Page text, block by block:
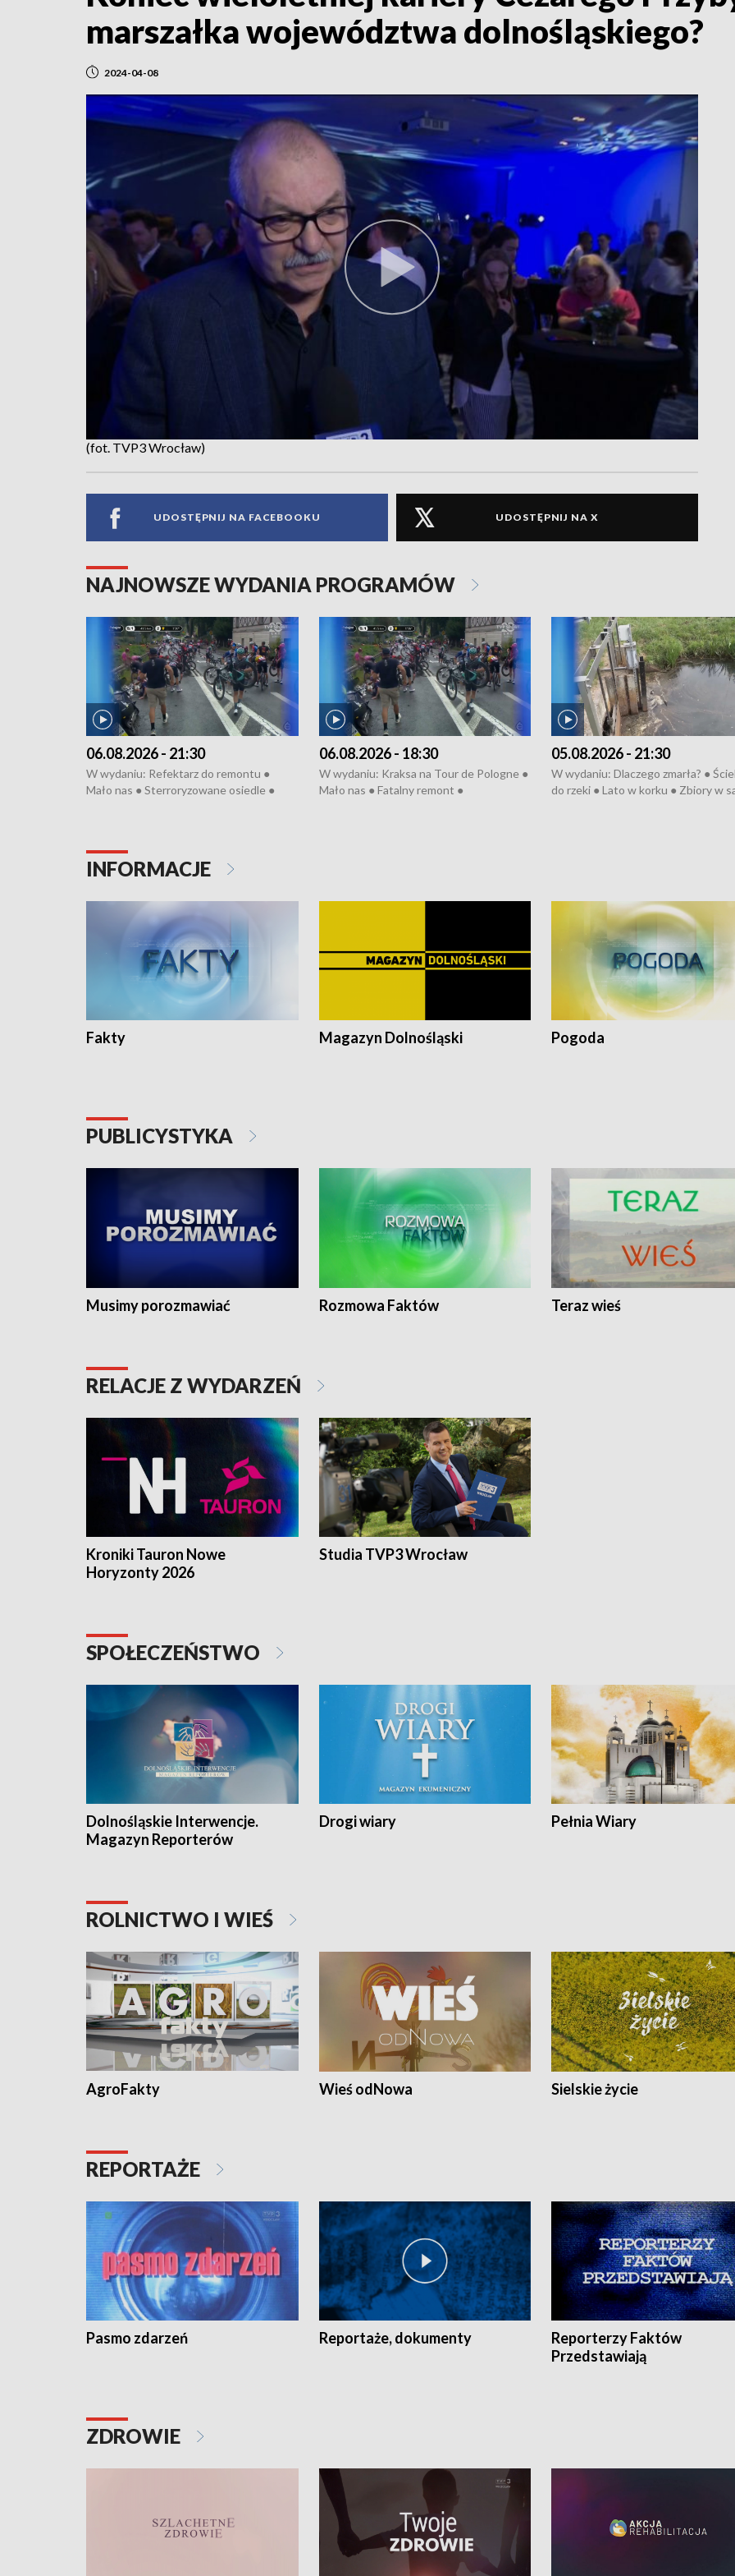
marszałka województwa dolnośląskiego?
2024-04-08
(fot. TVP3 Wrocław)
UDOSTĘPNIJ NA FACEBOOKU UDOSTĘPNIJ NA X
NAJNOWSZE WYDANIA PROGRAMÓW
06.08.2026 - 21:30
W wydaniu: Refektarz do remontu ●
Mało nas ● Sterroryzowane osiedle ●
Pologne
06.08.2026 - 18:30
W wydaniu: Kraksa na Tour de Pologne ●
Mało nas ● Fatalny remont ●
05.08.2026 - 21:30
W wydaniu: Dlaczego zmarła? ●
do rzeki ● Lato w korku ● Zbiory w
INFORMACJE
Fakty Magazyn Dolnośląski Pogoda
PUBLICYSTYKA
Musimy porozmawiać Rozmowa Faktów Teraz wieś
RELACJE Z WYDARZEŃ
Kroniki Tauron Nowe
Horyzonty 2026
Studia TVP3 Wrocław
SPOŁECZEŃSTWO
Dolnośląskie Interwencje.
Magazyn Reporterów
Drogi wiary Pełnia Wiary
ROLNICTWO I WIEŚ
AgroFakty Wieś odNowa Sielskie życie
REPORTAŻE
Pasmo zdarzeń Reportaże, dokumenty
Reporterzy Faktów
Przedstawiają
ZDROWIE